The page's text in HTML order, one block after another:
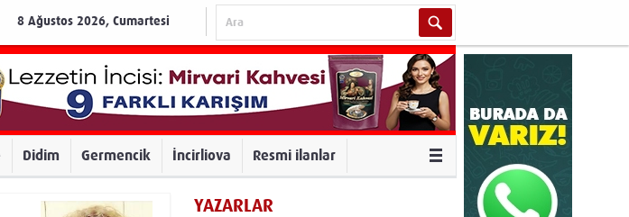
8 Ağustos 2026, Cumartesi
Didim Germencik İncirliova Resmi ilanlar
YAZARLAR